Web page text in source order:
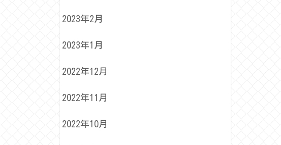
2023年2月
2023年1月
2022年12月
2022年11月
2022年10月